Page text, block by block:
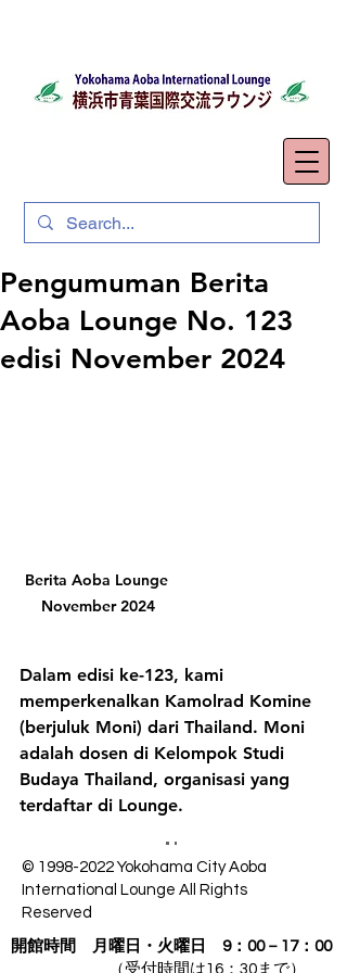
Pengumuman Berita
Aoba Lounge No. 123
edisi November 2024
Berita Aoba Lounge
November 2024
Dalam edisi ke-123, kami
memperkenalkan Kamolrad Komine
(berjuluk Moni) dari Thailand. Moni
adalah dosen di Kelompok Studi
Budaya Thailand, organisasi yang
terdaftar di Lounge.
© 1998-2022 Yokohama City Aoba
International Lounge All Rights
Reserved
開館時間
月曜日・火曜日 9：00－17：00
（受付時間は16：30まで）